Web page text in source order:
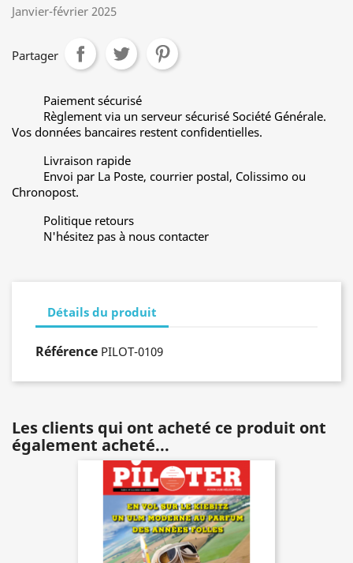
Janvier-février 2025
Partager
Paiement sécurisé
Règlement via un serveur sécurisé Société Générale.
Vos données bancaires restent confidentielles.
Livraison rapide
Envoi par La Poste, courrier postal, Colissimo ou
Chronopost.
Politique retours
N'hésitez pas à nous contacter
Détails du produit
Référence PILOT-0109
Les clients qui ont acheté ce produit ont
également acheté...